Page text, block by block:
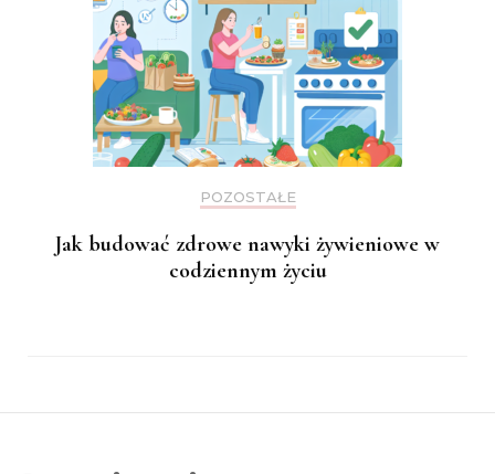
POZOSTAŁE
Jak budować zdrowe nawyki żywieniowe w
codziennym życiu